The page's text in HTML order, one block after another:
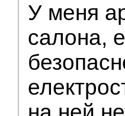
У меня
салона,